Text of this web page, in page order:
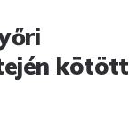
kötött